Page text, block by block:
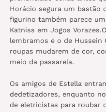
Horácio segura um bastão
figurino também parece
Katniss em Jogos
lembramos é o de Hussein
roupas mudarem de cor,
meio da passarela.
Os amigos de Estella
dedetizadores, enquanto
de eletricistas para roubar